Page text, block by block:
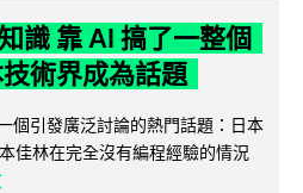
識 靠 AI 搞了一整個
術界成為話題
個引發廣泛討論的熱門話題：日本
佳林在完全沒有編程經驗的情況